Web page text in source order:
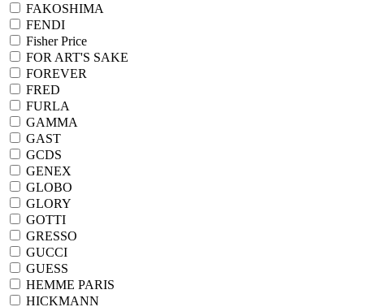
FAKOSHIMA
FENDI
Fisher Price
FOR ART'S SAKE
FOREVER
FRED
FURLA
GAMMA
GAST
GCDS
GENEX
GLOBO
GLORY
GOTTI
GRESSO
GUCCI
GUESS
HEMME PARIS
HICKMANN